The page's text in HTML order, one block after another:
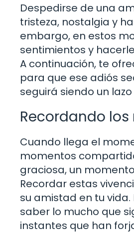
Despedirse de una
tristeza, nostalgia y
embargo, en estos
sentimientos y
A continuación, te
para que ese adiós
seguirá siendo un
Recordando
Cuando llega el
momentos
graciosa, un
Recordar estas
su amistad en tu
saber lo mucho que
instantes que han